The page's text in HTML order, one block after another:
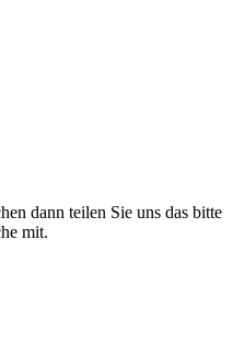
dann teilen Sie uns das bitte
mit.